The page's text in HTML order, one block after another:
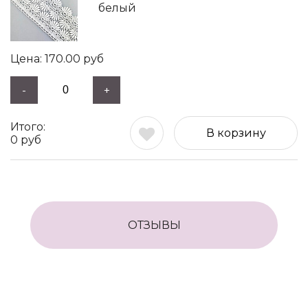
белый
170.00 руб
- +
0 руб
В корзину
ОТЗЫВЫ